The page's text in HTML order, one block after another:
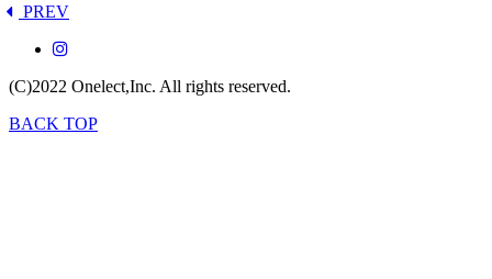
PREV
(C)2022 Onelect,Inc. All rights reserved.
BACK TOP